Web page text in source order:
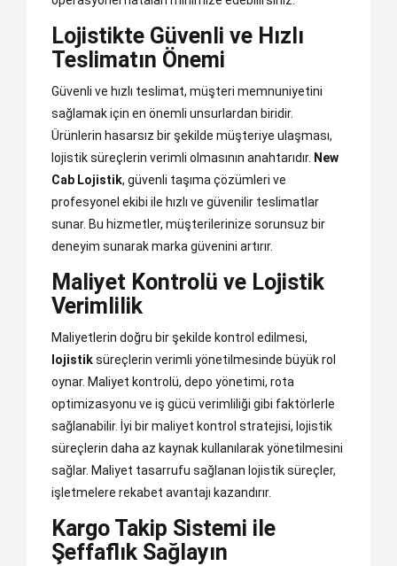
Lojistikte Güvenli ve Hızlı
Teslimatın Önemi
Güvenli ve hızlı teslimat, müşteri memnuniyetini
sağlamak için en önemli unsurlardan biridir.
Ürünlerin hasarsız bir şekilde müşteriye ulaşması,
lojistik süreçlerin verimli olmasının anahtarıdır. New
Cab Lojistik, güvenli taşıma çözümleri ve
profesyonel ekibi ile hızlı ve güvenilir teslimatlar
sunar. Bu hizmetler, müşterilerinize sorunsuz bir
deneyim sunarak marka güvenini artırır.
Maliyet Kontrolü ve Lojistik
Verimlilik
Maliyetlerin doğru bir şekilde kontrol edilmesi,
lojistiksüreçlerin verimli yönetilmesinde büyük rol
oynar. Maliyet kontrolü, depo yönetimi, rota
optimizasyonu ve iş gücü verimliliği gibi faktörlerle
sağlanabilir. İyi bir maliyet kontrol stratejisi, lojistik
süreçlerin daha az kaynak kullanılarak yönetilmesini
sağlar. Maliyet tasarrufu sağlanan lojistik süreçler,
işletmelere rekabet avantajı kazandırır.
Kargo Takip Sistemi ile
Şeffaflık Sağlayın